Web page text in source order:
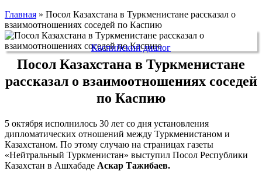
Главная » Посол Казахстана в Туркменистане рассказал о
взаимоотношениях соседей по Каспию
Каспийский диалог
Посол Казахстана в Туркменистане
рассказал о взаимоотношениях соседей
по Каспию
5 октября исполнилось 30 лет со дня установления
дипломатических отношений между Туркменистаном и
Казахстаном. По этому случаю на страницах газеты
«Нейтральный Туркменистан» выступил Посол Республики
Казахстан в Ашхабаде Аскар Тажибаев.